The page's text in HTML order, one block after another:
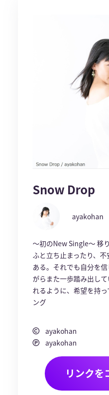
Snow Drop
ayakohan
〜初のNew Single〜 移
ふと立ち止まったり、
ある。それでも自分を
がらまた一歩踏み出し
れるように、希望を持
ング
ayakohan
ayakohan
リンクを